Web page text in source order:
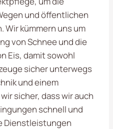
und öffentlichen
Wir kümmern uns um
von Schnee und die
Eis, damit sowohl
sicher unterwegs
und einem
sicher, dass wir auch
schnell und
Dienstleistungen